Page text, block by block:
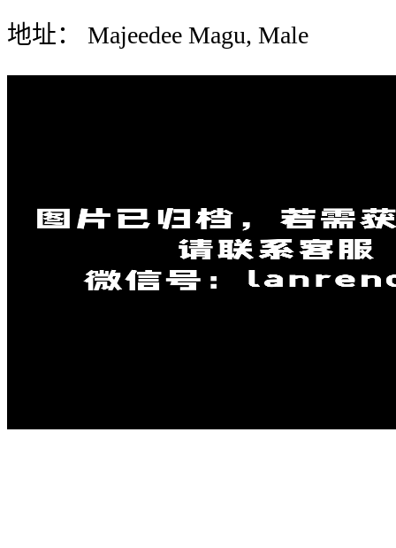
地址： Majeedee Magu, Male